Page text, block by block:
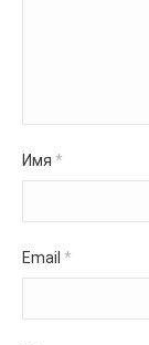
Имя *
Email *